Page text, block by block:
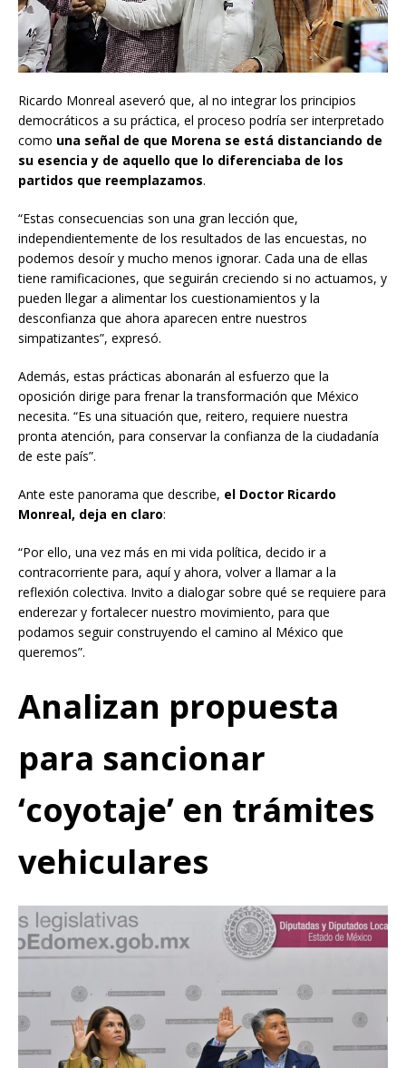
Ricardo Monreal aseveró que, al no integrar los principios
democráticos a su práctica, el proceso podría ser interpretado
como una señal de que Morena se está distanciando de
su esencia y de aquello que lo diferenciaba de los
partidos que reemplazamos.
“Estas consecuencias son una gran lección que,
independientemente de los resultados de las encuestas, no
podemos desoír y mucho menos ignorar. Cada una de ellas
tiene ramificaciones, que seguirán creciendo si no actuamos, y
pueden llegar a alimentar los cuestionamientos y la
desconfianza que ahora aparecen entre nuestros
simpatizantes”, expresó.
Además, estas prácticas abonarán al esfuerzo que la
oposición dirige para frenar la transformación que México
necesita. “Es una situación que, reitero, requiere nuestra
pronta atención, para conservar la confianza de la ciudadanía
de este país”.
Ante este panorama que describe, el Doctor Ricardo
Monreal, deja en claro:
“Por ello, una vez más en mi vida política, decido ir a
contracorriente para, aquí y ahora, volver a llamar a la
reflexión colectiva. Invito a dialogar sobre qué se requiere para
enderezar y fortalecer nuestro movimiento, para que
podamos seguir construyendo el camino al México que
queremos”.
Analizan propuesta
para sancionar
‘coyotaje’ en trámites
vehiculares